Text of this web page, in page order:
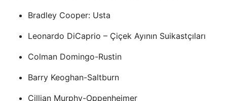
Bradley Cooper: Usta
Leonardo DiCaprio – Çiçek Ayının Suikastçıları
Colman Domingo-Rustin
Barry Keoghan-Saltburn
Cillian Murphy-Oppenheimer